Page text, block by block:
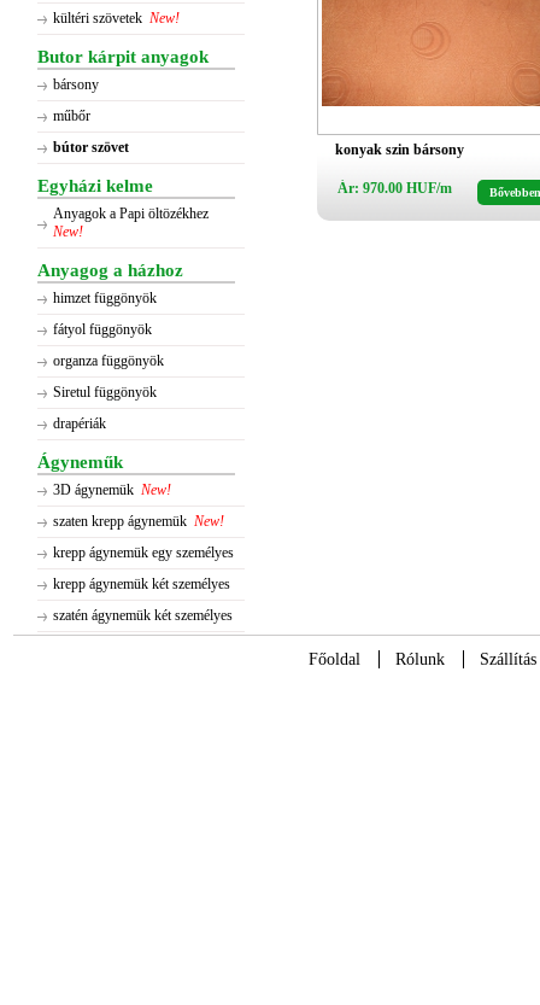
kültéri szövetek New!
Butor kárpit anyagok
bársony
műbőr
bútor szövet
Egyházi kelme
Anyagok a Papi öltözékhez
New!
Anyagog a házhoz
himzet függönyök
fátyol függönyök
organza függönyök
Siretul függönyök
drapériák
Ágyneműk
3D ágynemük New!
szaten krepp ágynemük New!
krepp ágynemük egy személyes
krepp ágynemük két személyes
szatén ágynemük két személyes
konyak szin bársony
Ár: 970.00 HUF/m Bővebben
Főoldal Rólunk Szállítás